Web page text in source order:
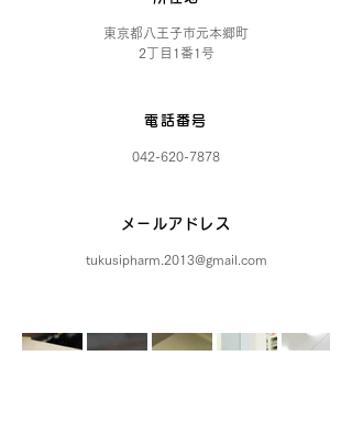
東京都八王子市元本郷町
2丁目1番1号
電話番号
042-620-7878
メールアドレス
tukusipharm.2013@gmail.com